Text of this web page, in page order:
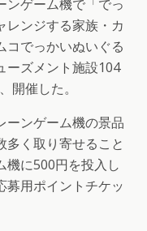
ンゲーム機で「でっ
レンジする家族・カ
コでっかいぬいぐる
ーズメント施設104
開催した。
ンゲーム機の景品
多く取り寄せること
機に500円を投入し
募用ポイントチケッ